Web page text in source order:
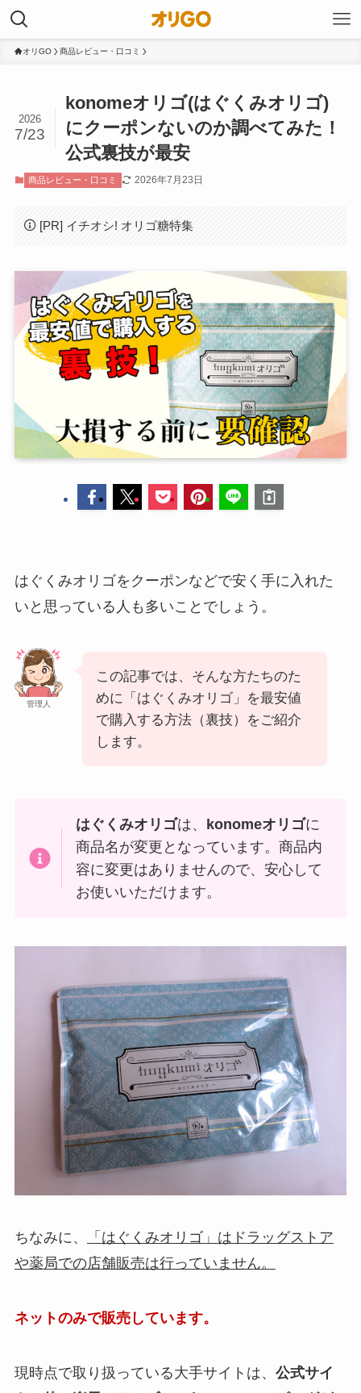
オリGO 商品レビュー・口コミ
konomeオリゴ(はぐくみオリゴ)
にクーポンないのか調べてみた！
公式裏技が最安
2026
7/23
商品レビュー・口コミ 2026年7月23日
[PR] イチオシ! オリゴ糖特集
はぐくみオリゴをクーポンなどで安く手に入れた
いと思っている人も多いことでしょう。
管理人
この記事では、そんな方たちのた
めに「はぐくみオリゴ」を最安値
で購入する方法（裏技）をご紹介
します。
はぐくみオリゴは、 konomeオリゴに
商品名が変更となっています。商品内
容に変更はありませんので、安心して
お使いいただけます。
ちなみに、
「はぐくみオリゴ」はドラッグストア
や薬局での店舗販売は行っていません。
ネットのみで販売しています。
現時点で取り扱っている大手サイトは、 公式サイ